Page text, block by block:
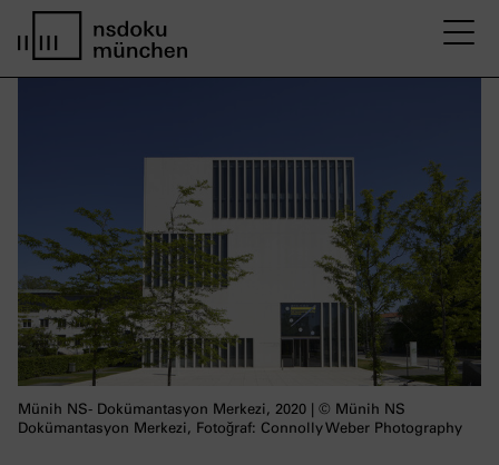
Münih NS- Dokümantasyon Merkezi, 2020 | © Münih NS
Dokümantasyon Merkezi, Fotoğraf: Connolly Weber Photography